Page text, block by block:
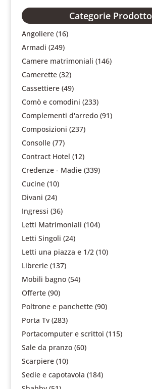
Categorie Prodotto
Angoliere (16)
Armadi (249)
Camere matrimoniali (146)
Camerette (32)
Cassettiere (49)
Comò e comodini (233)
Complementi d'arredo (91)
Composizioni (237)
Consolle (77)
Contract Hotel (12)
Credenze - Madie (339)
Cucine (10)
Divani (24)
Ingressi (36)
Letti Matrimoniali (104)
Letti Singoli (24)
Letti una piazza e 1/2 (10)
Librerie (137)
Mobili bagno (54)
Offerte (90)
Poltrone e panchette (90)
Porta Tv (283)
Portacomputer e scrittoi (115)
Sale da pranzo (60)
Scarpiere (10)
Sedie e capotavola (184)